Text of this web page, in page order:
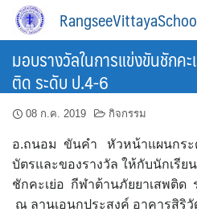
Skip
มอบรางวัลในการแข่งขันชักค
ติด ระดับ ป.4-6
08 ก.ค. 2019 กิจกรรม
อ.ถนอม ขันคำ หัวหน้าแผนกระ
บัตรและของรางวัล ให้กับนักเรี
ชักคะเย่อ กีฬาต้านภัยยาเสพติด
ณ ลานเอนกประสงค์ อาคารสิริ